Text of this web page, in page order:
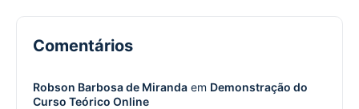
Comentários
Robson Barbosa de Miranda em Demonstração do
Curso Teórico Online